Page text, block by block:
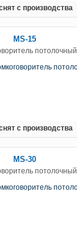
с производства
MS-15
потолочный
с производства
MS-30
потолочный